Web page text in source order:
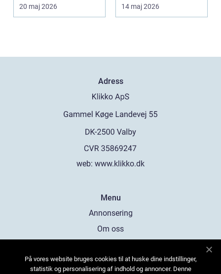
20 maj 2026 14 maj 2026
Adress
web: www.klikko.dk
Menu
Annonsering
Om oss
Kontakta oss
På vores website bruges cookies til at huske dine indstillinger,
statistik og personalisering af indhold og annoncer. Denne